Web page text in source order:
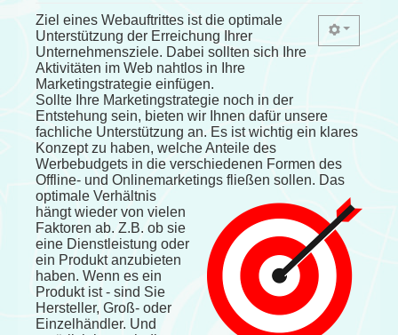
Ziel eines Webauftrittes ist die optimale
Unterstützung der Erreichung Ihrer
Unternehmensziele. Dabei sollten sich Ihre
Aktivitäten im Web nahtlos in Ihre
Marketingstrategie einfügen.
Sollte Ihre Marketingstrategie noch in der
Entstehung sein, bieten wir Ihnen dafür unsere
fachliche Unterstützung an. Es ist wichtig ein klares
Konzept zu haben, welche Anteile des
Werbebudgets in die verschiedenen Formen des
Offline- und Onlinemarketings fließen sollen. Das
optimale Verhältnis
hängt wieder von vielen
Faktoren ab. Z.B. ob sie
eine Dienstleistung oder
ein Produkt anzubieten
haben. Wenn es ein
Produkt ist - sind Sie
Hersteller, Groß- oder
Einzelhändler. Und